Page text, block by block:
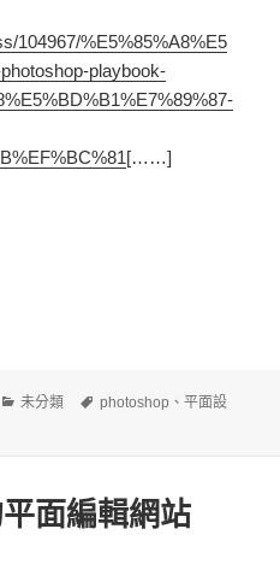
104967/%E5%85%A8%E5
playbook-
[……]
分
未分類
標
photoshop 、平面設
教學影片 Youtube 任看！(轉)〉
面編輯網站